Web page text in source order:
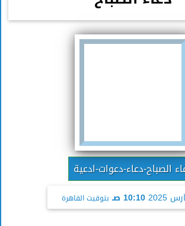
الصباح-دعاء-دعوات-ادعية
10:10 صـ بتوقيت القاهرة